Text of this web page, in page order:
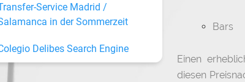
Bars
Einen
diesen
Service Madrid /
in der Sommerzeit
Delibes Search Engine